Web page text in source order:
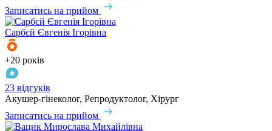
Записатись на прийом
Сарбєй Євгенія Ігорівна
+20 років
23 відгуків
Акушер-гінеколог, Репродуктолог, Хірург
Записатись на прийом